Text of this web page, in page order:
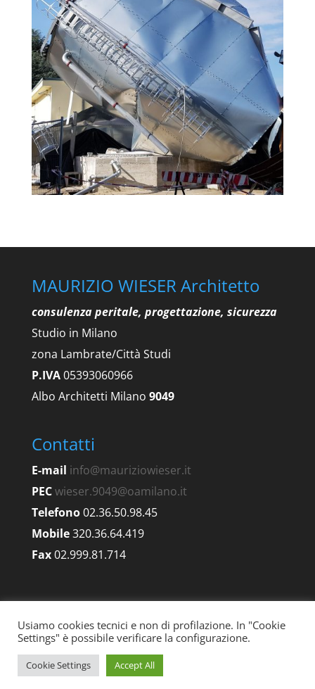
MAURIZIO WIESER Architetto
consulenza peritale, progettazione, sicurezza
Studio in Milano
zona Lambrate/Città Studi
P.IVA05393060966
Albo Architetti Milano 9049
Contatti
E-mail info@mauriziowieser.it
PECwieser.9049@oamilano.it
Telefono02.36.50.98.45
Mobile320.36.64.419
Fax02.999.81.714
Usiamo cookies tecnici e non di profilazione. In "Cookie
Settings" è possibile verificare la configurazione.
Cookie Settings Accept All